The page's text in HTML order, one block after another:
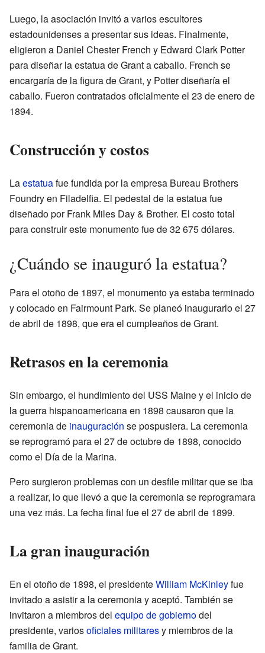
Luego, la asociación invitó a varios escultores
estadounidenses a presentar sus ideas. Finalmente,
eligieron a Daniel Chester French y Edward Clark Potter
para diseñar la estatua de Grant a caballo. French se
encargaría de la figura de Grant, y Potter diseñaría el
caballo. Fueron contratados oficialmente el 23 de enero de
1894.
Construcción y costos
Laestatuafue fundida por la empresa Bureau Brothers
Foundry en Filadelfia. El pedestal de la estatua fue
diseñado por Frank Miles Day & Brother. El costo total
para construir este monumento fue de 32 675 dólares.
¿Cuándo se inauguró la estatua?
Para el otoño de 1897, el monumento ya estaba terminado
y colocado en Fairmount Park. Se planeó inaugurarlo el 27
de abril de 1898, que era el cumpleaños de Grant.
Retrasos en la ceremonia
Sin embargo, el hundimiento del USS Maine y el inicio de
la guerra hispanoamericana en 1898 causaron que la
ceremonia de inauguración se pospusiera. La ceremonia
se reprogramó para el 27 de octubre de 1898, conocido
como el Día de la Marina.
Pero surgieron problemas con un desfile militar que se iba
a realizar, lo que llevó a que la ceremonia se reprogramara
una vez más. La fecha final fue el 27 de abril de 1899.
La gran inauguración
En el otoño de 1898, el presidenteWilliam McKinleyfue
invitado a asistir a la ceremonia y aceptó. También se
invitaron a miembros del equipo de gobiernodel
presidente, variosoficiales militaresy miembros de la
familia de Grant.